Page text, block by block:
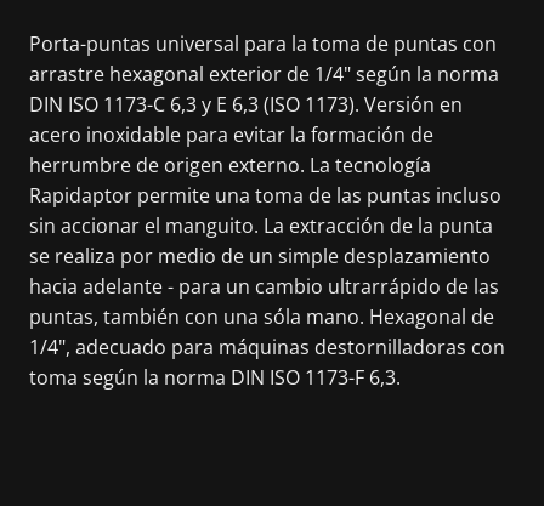
Porta-puntas universal para la toma de puntas con
arrastre hexagonal exterior de 1/4" según la norma
DIN ISO 1173-C 6,3 y E 6,3 (ISO 1173). Versión en
acero inoxidable para evitar la formación de
herrumbre de origen externo. La tecnología
Rapidaptor permite una toma de las puntas incluso
sin accionar el manguito. La extracción de la punta
se realiza por medio de un simple desplazamiento
hacia adelante - para un cambio ultrarrápido de las
puntas, también con una sóla mano. Hexagonal de
1/4", adecuado para máquinas destornilladoras con
toma según la norma DIN ISO 1173-F 6,3.